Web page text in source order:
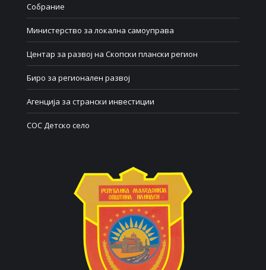
Собрание
Министерство за локална самоуправа
Центар за развој на Скопски плански регион
Биро за регионален развој
Агенција за странски инвестиции
СОС Детско село